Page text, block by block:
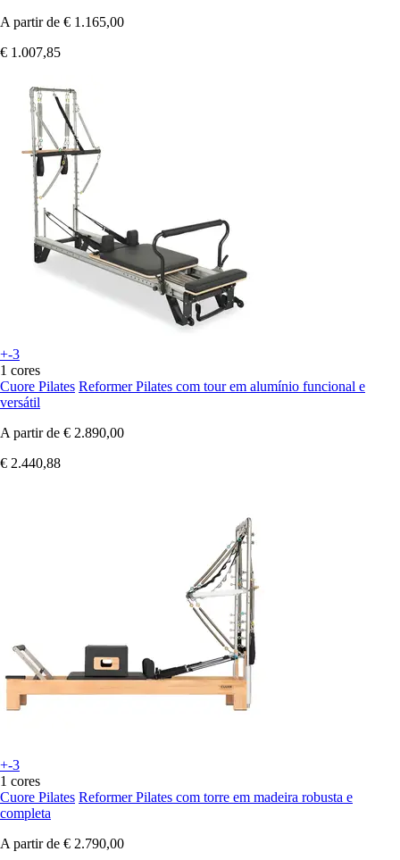
A partir de € 1.165,00
€ 1.007,85
+-3
1 cores
Cuore Pilates Reformer Pilates com tour em alumínio funcional e
versátil
A partir de € 2.890,00
€ 2.440,88
+-3
1 cores
Cuore Pilates Reformer Pilates com torre em madeira robusta e
completa
A partir de € 2.790,00